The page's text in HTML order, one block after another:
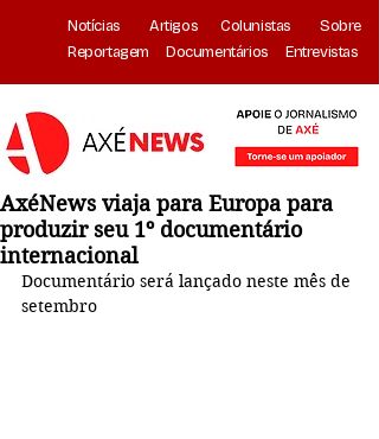
Notícias Artigos Colunistas
Sobre
Reportagem
Documentários Entrevistas
AxéNews viaja para Europa para
produzir seu 1º documentário
internacional
Documentário será lançado neste mês de
setembro